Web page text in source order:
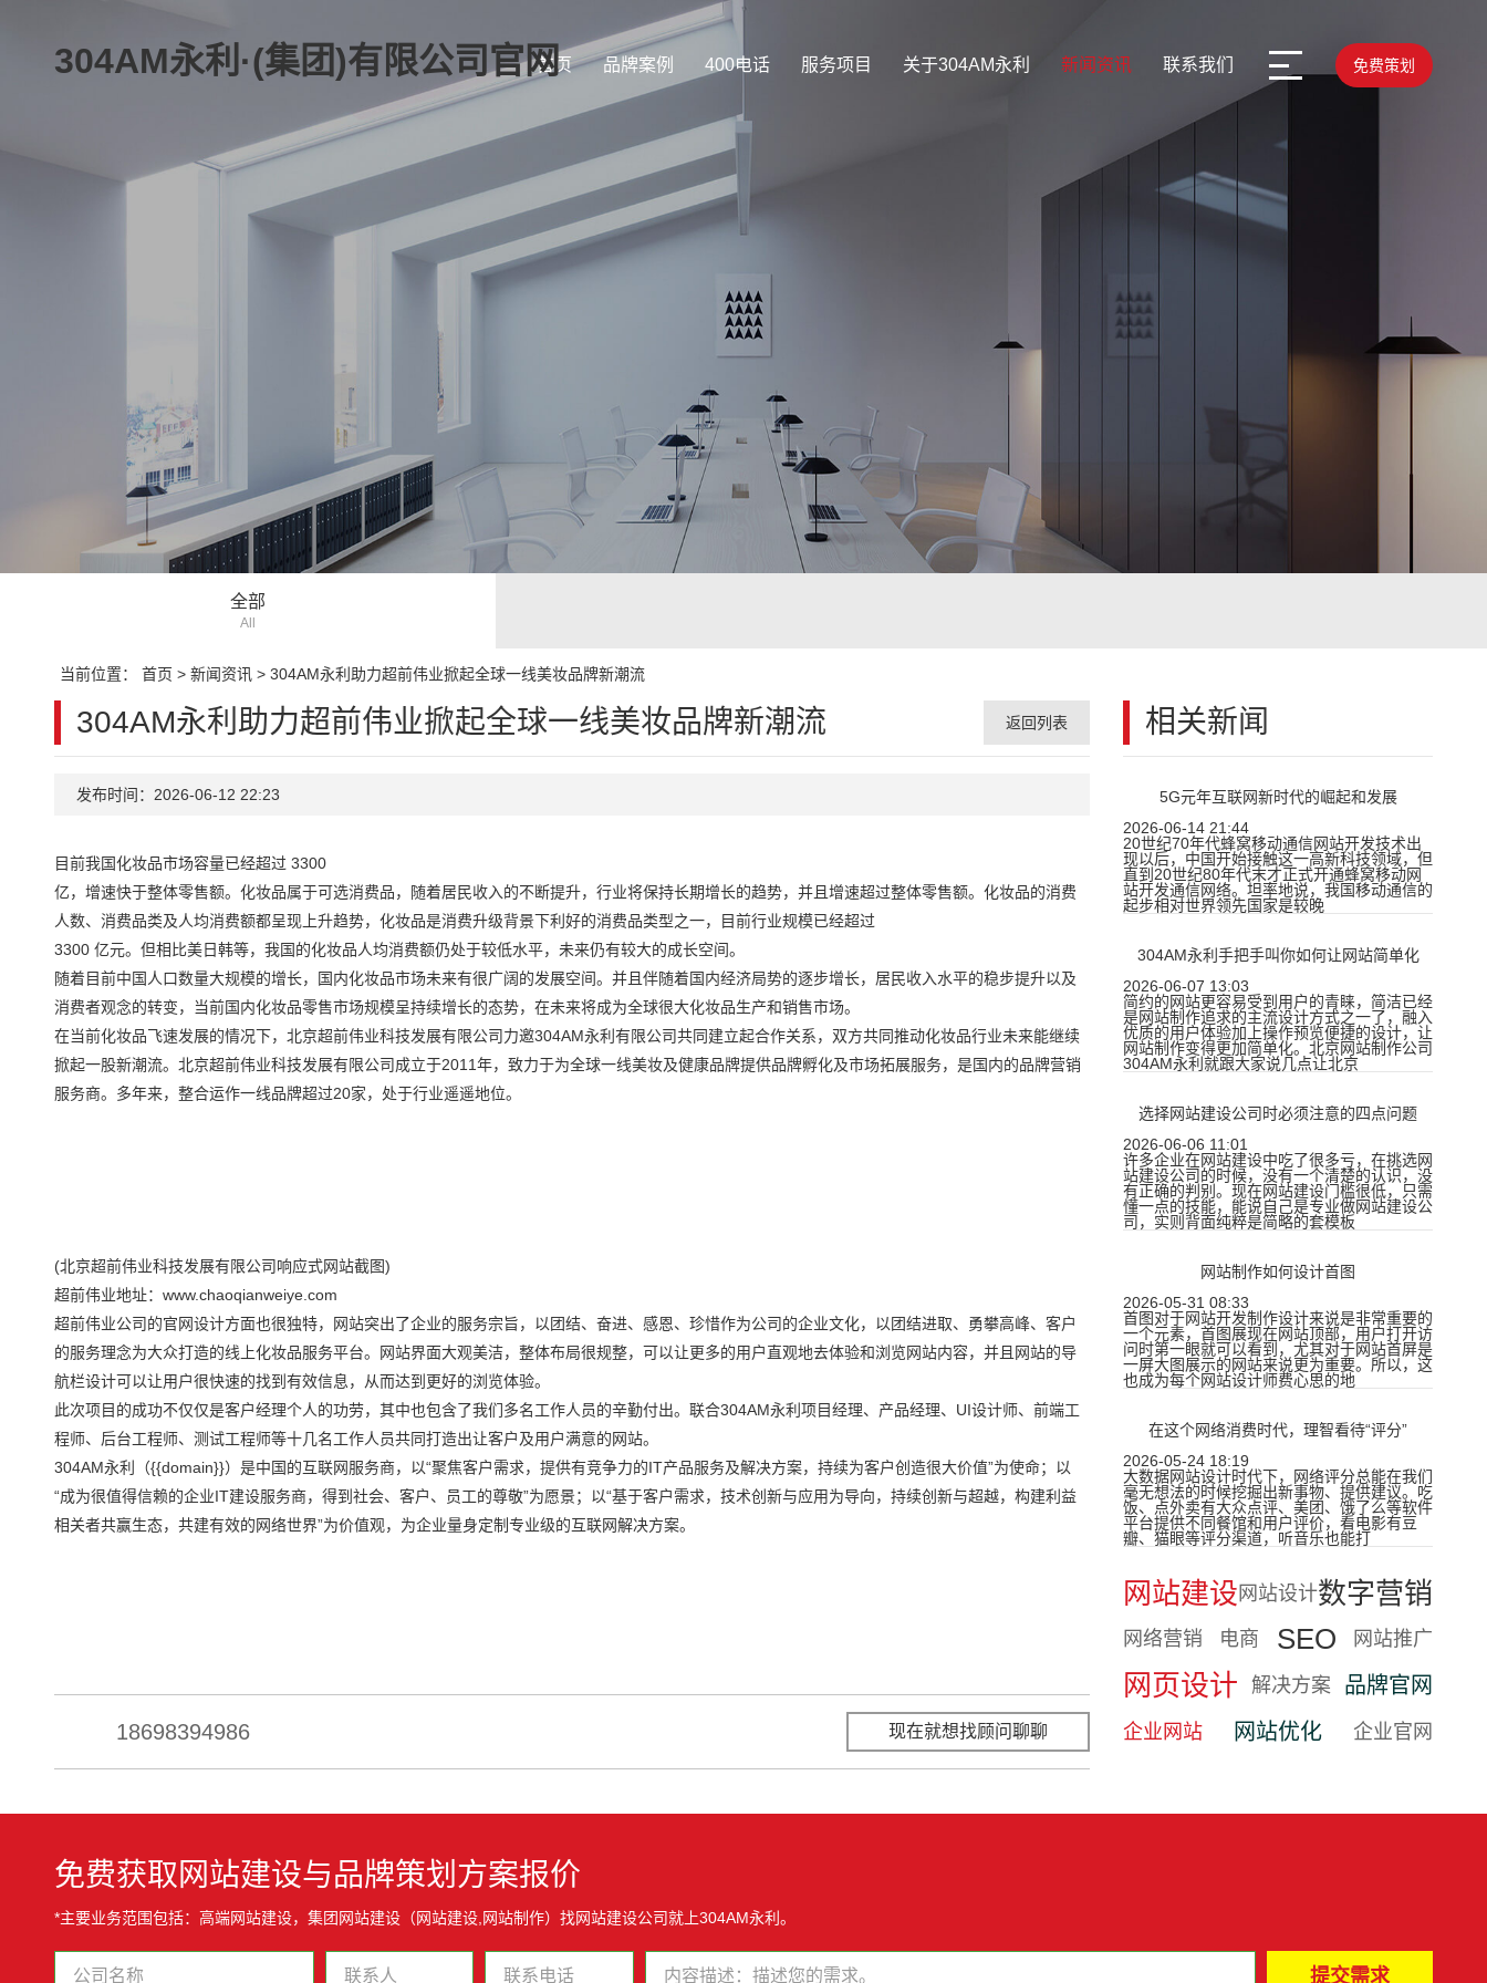
304AM永利·(集团)有限公司官网
首页 品牌案例 400电话 服务项目 关于304AM永利 新闻资讯 联系我们 免费策划
全部
All
当前位置： 首页 > 新闻资讯> 304AM永利助力超前伟业掀起全球一线美妆品牌新潮流
相关新闻
5G元年互联网新时代的崛起和发展
2026-06-14 21:44
20世纪70年代蜂窝移动通信网站开发技术出
现以后，中国开始接触这一高新科技领域，但
直到20世纪80年代末才正式开通蜂窝移动网
站开发通信网络。坦率地说，我国移动通信的
起步相对世界领先国家是较晚
304AM永利手把手叫你如何让网站简单化
2026-06-07 13:03
简约的网站更容易受到用户的青睐，简洁已经
是网站制作追求的主流设计方式之一了，融入
优质的用户体验加上操作预览便捷的设计，让
网站制作变得更加简单化。北京网站制作公司
304AM永利就跟大家说几点让北京
选择网站建设公司时必须注意的四点问题
2026-06-06 11:01
许多企业在网站建设中吃了很多亏，在挑选网
站建设公司的时候，没有一个清楚的认识，没
有正确的判别。现在网站建设门槛很低，只需
懂一点的技能，能说自己是专业做网站建设公
司，实则背面纯粹是简略的套模板
网站制作如何设计首图
2026-05-31 08:33
首图对于网站开发制作设计来说是非常重要的
一个元素，首图展现在网站顶部，用户打开访
问时第一眼就可以看到，尤其对于网站首屏是
一屏大图展示的网站来说更为重要。所以，这
也成为每个网站设计师费心思的地
在这个网络消费时代，理智看待“评分”
2026-05-24 18:19
大数据网站设计时代下，网络评分总能在我们
毫无想法的时候挖掘出新事物、提供建议。吃
饭、点外卖有大众点评、美团、饿了么等软件
平台提供不同餐馆和用户评价，看电影有豆
瓣、猫眼等评分渠道，听音乐也能打
网站建设 网站设计数字营销
网络营销 电商 SEO 网站推广
网页设计 解决方案 品牌官网
企业网站 网站优化 企业官网
304AM永利助力超前伟业掀起全球一线美妆品牌新潮流 返回列表
发布时间：2026-06-12 22:23
目前我国化妆品市场容量已经超过 3300
亿，增速快于整体零售额。化妆品属于可选消费品，随着居民收入的不断提升，行业将保持长期增长的趋势，并且增速超过整体零售额。化妆品的消费
人数、消费品类及人均消费额都呈现上升趋势，化妆品是消费升级背景下利好的消费品类型之一，目前行业规模已经超过
3300 亿元。但相比美日韩等，我国的化妆品人均消费额仍处于较低水平，未来仍有较大的成长空间。
随着目前中国人口数量大规模的增长，国内化妆品市场未来有很广阔的发展空间。并且伴随着国内经济局势的逐步增长，居民收入水平的稳步提升以及
消费者观念的转变，当前国内化妆品零售市场规模呈持续增长的态势，在未来将成为全球很大化妆品生产和销售市场。
在当前化妆品飞速发展的情况下，北京超前伟业科技发展有限公司力邀304AM永利有限公司共同建立起合作关系，双方共同推动化妆品行业未来能继续
掀起一股新潮流。北京超前伟业科技发展有限公司成立于2011年，致力于为全球一线美妆及健康品牌提供品牌孵化及市场拓展服务，是国内的品牌营销
服务商。多年来，整合运作一线品牌超过20家，处于行业遥遥地位。
(北京超前伟业科技发展有限公司响应式网站截图)
超前伟业地址：www.chaoqianweiye.com
超前伟业公司的官网设计方面也很独特，网站突出了企业的服务宗旨，以团结、奋进、感恩、珍惜作为公司的企业文化，以团结进取、勇攀高峰、客户
的服务理念为大众打造的线上化妆品服务平台。网站界面大观美洁，整体布局很规整，可以让更多的用户直观地去体验和浏览网站内容，并且网站的导
航栏设计可以让用户很快速的找到有效信息，从而达到更好的浏览体验。
此次项目的成功不仅仅是客户经理个人的功劳，其中也包含了我们多名工作人员的辛勤付出。联合304AM永利项目经理、产品经理、UI设计师、前端工
程师、后台工程师、测试工程师等十几名工作人员共同打造出让客户及用户满意的网站。
304AM永利（{{domain}}）是中国的互联网服务商，以“聚焦客户需求，提供有竞争力的IT产品服务及解决方案，持续为客户创造很大价值”为使命；以
“成为很值得信赖的企业IT建设服务商，得到社会、客户、员工的尊敬”为愿景；以“基于客户需求，技术创新与应用为导向，持续创新与超越，构建利益
相关者共赢生态，共建有效的网络世界”为价值观，为企业量身定制专业级的互联网解决方案。
18698394986 现在就想找顾问聊聊 立即咨询
免费获取网站建设与品牌策划方案报价
*主要业务范围包括：高端网站建设，集团网站建设（网站建设,网站制作）找网站建设公司就上304AM永利。